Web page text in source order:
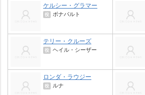
ケルシー・グラマー
役 ボナパルト
テリー・クルーズ
役 ヘイル・シーザー
ロンダ・ラウジー
役 ルナ